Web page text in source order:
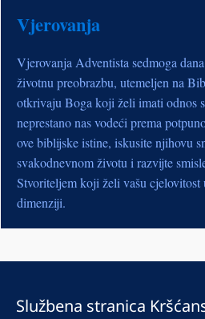
Vjerovanja
Vjerovanja Adventista sedmoga
životnu preobrazbu, utemeljen na
otkrivaju Boga koji želi imati odnos
neprestano nas vodeći prema
ove biblijske istine, iskusite njihovu
svakodnevnom životu i razvijte
Stvoriteljem koji želi vašu cjelovitost
dimenziji.
Službena stranica